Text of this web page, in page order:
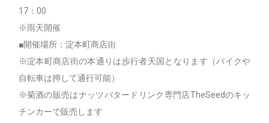
17：00
※雨天開催
■開催場所：淀本町商店街
※淀本町商店街の本通りは歩行者天国となります（バイクや
自転車は押して通行可能）
※菊酒の販売はナッツバタードリンク専門店TheSeedのキッ
チンカーで販売します